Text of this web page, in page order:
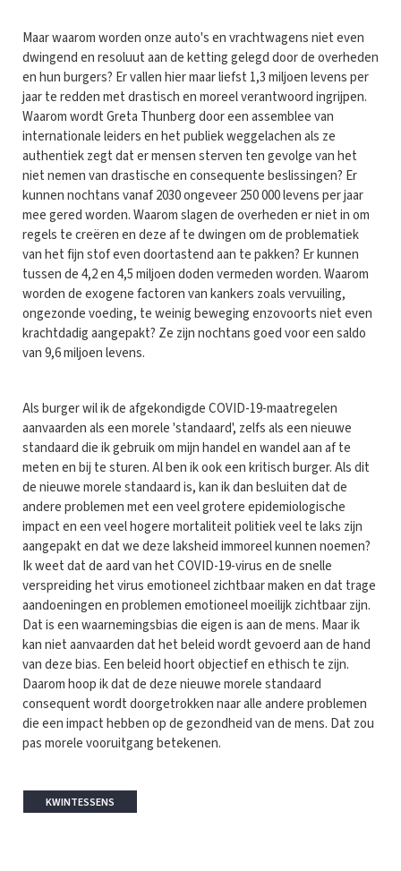
Maar waarom worden onze auto's en vrachtwagens niet even
dwingend en resoluut aan de ketting gelegd door de overheden
en hun burgers? Er vallen hier maar liefst 1,3 miljoen levens per
jaar te redden met drastisch en moreel verantwoord ingrijpen.
Waarom wordt Greta Thunberg door een assemblee van
internationale leiders en het publiek weggelachen als ze
authentiek zegt dat er mensen sterven ten gevolge van het
niet nemen van drastische en consequente beslissingen? Er
kunnen nochtans vanaf 2030 ongeveer 250 000 levens per jaar
mee gered worden. Waarom slagen de overheden er niet in om
regels te creëren en deze af te dwingen om de problematiek
van het fijn stof even doortastend aan te pakken? Er kunnen
tussen de 4,2 en 4,5 miljoen doden vermeden worden. Waarom
worden de exogene factoren van kankers zoals vervuiling,
ongezonde voeding, te weinig beweging enzovoorts niet even
krachtdadig aangepakt? Ze zijn nochtans goed voor een saldo
van 9,6 miljoen levens.
Als burger wil ik de afgekondigde COVID-19-maatregelen
aanvaarden als een morele 'standaard', zelfs als een nieuwe
standaard die ik gebruik om mijn handel en wandel aan af te
meten en bij te sturen. Al ben ik ook een kritisch burger. Als dit
de nieuwe morele standaard is, kan ik dan besluiten dat de
andere problemen met een veel grotere epidemiologische
impact en een veel hogere mortaliteit politiek veel te laks zijn
aangepakt en dat we deze laksheid immoreel kunnen noemen?
Ik weet dat de aard van het COVID-19-virus en de snelle
verspreiding het virus emotioneel zichtbaar maken en dat trage
aandoeningen en problemen emotioneel moeilijk zichtbaar zijn.
Dat is een waarnemingsbias die eigen is aan de mens. Maar ik
kan niet aanvaarden dat het beleid wordt gevoerd aan de hand
van deze bias. Een beleid hoort objectief en ethisch te zijn.
Daarom hoop ik dat de deze nieuwe morele standaard
consequent wordt doorgetrokken naar alle andere problemen
die een impact hebben op de gezondheid van de mens. Dat zou
pas morele vooruitgang betekenen.
KWINTESSENS